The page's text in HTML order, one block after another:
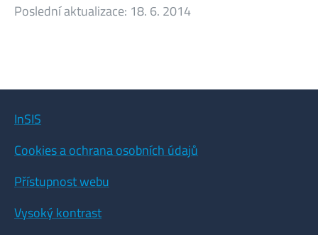
Poslední aktualizace: 18. 6. 2014
InSIS
Cookies a ochrana osobních údajů
Přístupnost webu
Vysoký kontrast